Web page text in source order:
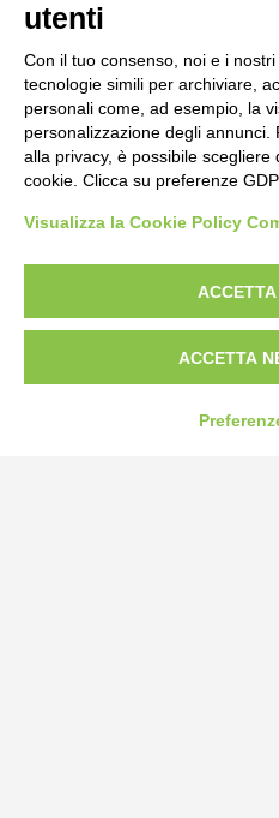
Bogliano Srl
Strada Statale 231 Alba-Bra
Borgo San Martino 44, 12060
Fax: 0172-487399
utenti
Con il tuo consenso, noi e i
tecnologie simili per archiviare,
personali come, ad esempio, la
personalizzazione degli
alla privacy, è possibile
cookie. Clicca su preferenze
Visualizza la Cookie Policy
ACCETTA